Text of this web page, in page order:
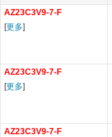
AZ23C3V9-7-F
[更多]
AZ23C3V9-7-F
[更多]
AZ23C3V9-7-F